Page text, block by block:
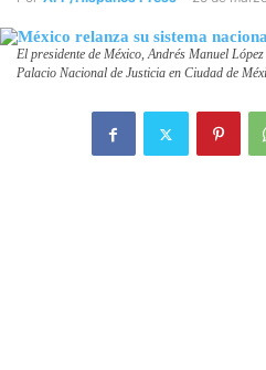
El presidente de México, Andrés Manuel
Palacio Nacional de Justicia en Ciudad de